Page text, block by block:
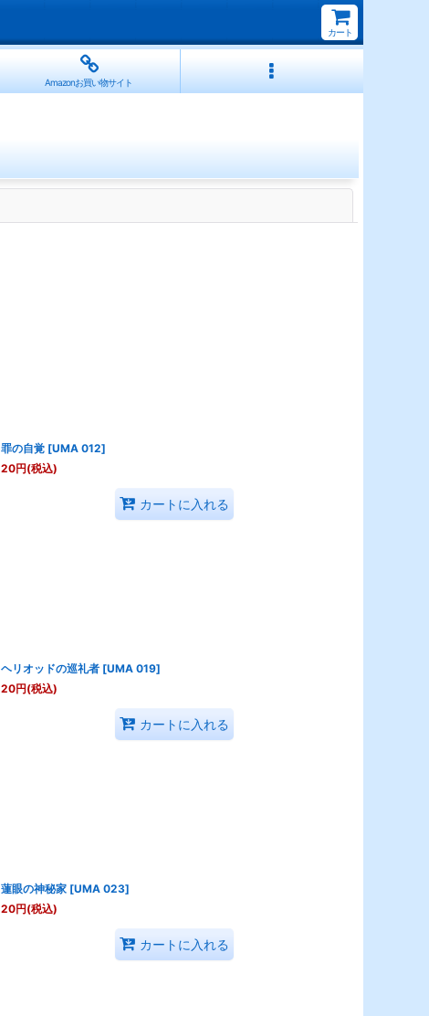
カート
Amazonお買い物サイト
罪の自覚 [UMA 012]
20円(税込)
カートに入れる
ヘリオッドの巡礼者 [UMA 019]
20円(税込)
カートに入れる
蓮眼の神秘家 [UMA 023]
20円(税込)
カートに入れる